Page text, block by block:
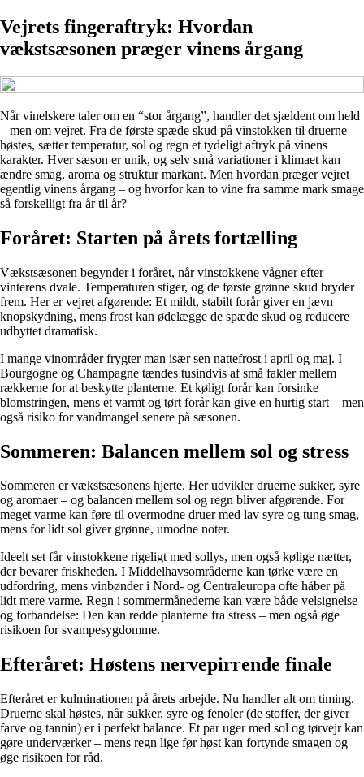
Vejrets fingeraftryk: Hvordan
vækstsæsonen præger vinens årgang
Når vinelskere taler om en “stor årgang”, handler det sjældent om held
– men om vejret. Fra de første spæde skud på vinstokken til druerne
høstes, sætter temperatur, sol og regn et tydeligt aftryk på vinens
karakter. Hver sæson er unik, og selv små variationer i klimaet kan
ændre smag, aroma og struktur markant. Men hvordan præger vejret
egentlig vinens årgang – og hvorfor kan to vine fra samme mark smage
så forskelligt fra år til år?
Foråret: Starten på årets fortælling
Vækstsæsonen begynder i foråret, når vinstokkene vågner efter
vinterens dvale. Temperaturen stiger, og de første grønne skud bryder
frem. Her er vejret afgørende: Et mildt, stabilt forår giver en jævn
knopskydning, mens frost kan ødelægge de spæde skud og reducere
udbyttet dramatisk.
I mange vinområder frygter man især sen nattefrost i april og maj. I
Bourgogne og Champagne tændes tusindvis af små fakler mellem
rækkerne for at beskytte planterne. Et køligt forår kan forsinke
blomstringen, mens et varmt og tørt forår kan give en hurtig start – men
også risiko for vandmangel senere på sæsonen.
Sommeren: Balancen mellem sol og stress
Sommeren er vækstsæsonens hjerte. Her udvikler druerne sukker, syre
og aromaer – og balancen mellem sol og regn bliver afgørende. For
meget varme kan føre til overmodne druer med lav syre og tung smag,
mens for lidt sol giver grønne, umodne noter.
Ideelt set får vinstokkene rigeligt med sollys, men også kølige nætter,
der bevarer friskheden. I Middelhavsområderne kan tørke være en
udfordring, mens vinbønder i Nord- og Centraleuropa ofte håber på
lidt mere varme. Regn i sommermånederne kan være både velsignelse
og forbandelse: Den kan redde planterne fra stress – men også øge
risikoen for svampesygdomme.
Efteråret: Høstens nervepirrende finale
Efteråret er kulminationen på årets arbejde. Nu handler alt om timing.
Druerne skal høstes, når sukker, syre og fenoler (de stoffer, der giver
farve og tannin) er i perfekt balance. Et par uger med sol og tørvejr kan
gøre underværker – mens regn lige før høst kan fortynde smagen og
øge risikoen for råd.